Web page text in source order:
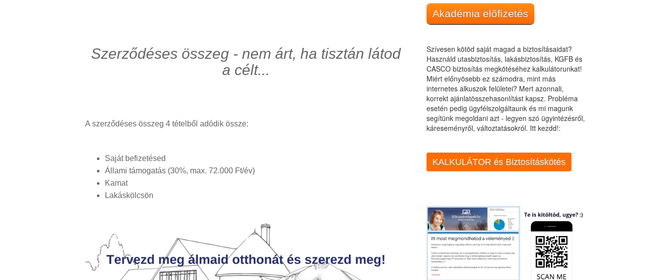
Szerződéses összeg - nem árt, ha tisztán látod
a célt...
A szerződéses összeg 4 tételből adódik össze:
Saját befizetésed
Állami támogatás (30%, max. 72.000 Ft/év)
Kamat
Lakáskölcsön
Akadémia előfizetés
Szívesen kötöd saját magad a biztosításaidat?
Használd utasbiztosítás, lakásbiztosítás, KGFB és
CASCO biztosítás megkötéséhez kalkulátorunkat!
Miért előnyösebb ez számodra, mint más
internetes alkuszok felületei? Mert azonnali,
korrekt ajánlatösszehasonlítást kapsz. Probléma
esetén pedig ügyfélszolgáltaunk és mi magunk
segítünk megoldani azt - legyen szó ügyintézésről,
káreseményről, változtatásokról. Itt kezdd!:
KALKULÁTOR és Biztosításkötés